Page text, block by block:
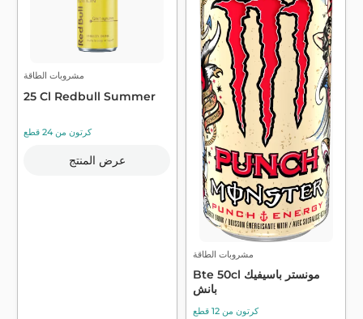
مشروبات الطاقة
25 Cl Redbull Summer
كرتون من 24 قطع
عرض المنتج
مشروبات الطاقة
Bte 50cl مونستر باسيفيك
بانش
كرتون من 12 قطع